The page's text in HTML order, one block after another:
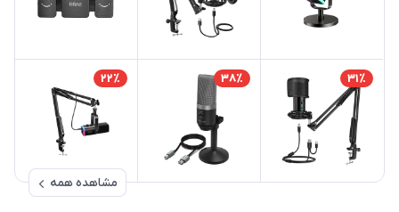
31٪ 38٪ 22٪
مشاهده همه